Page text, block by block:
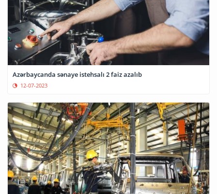
Azərbaycanda sənaye istehsalı 2 faiz azalıb
12-07-2023